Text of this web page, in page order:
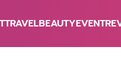
TRAVELBEAUTYEVENT